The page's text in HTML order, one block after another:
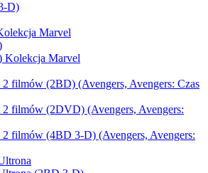
D)
Marvel
Kolekcja Marvel
2 filmów (2BD) (Avengers, Avengers: Czas
2 filmów (2DVD) (Avengers, Avengers:
2 filmów (4BD 3-D) (Avengers, Avengers: